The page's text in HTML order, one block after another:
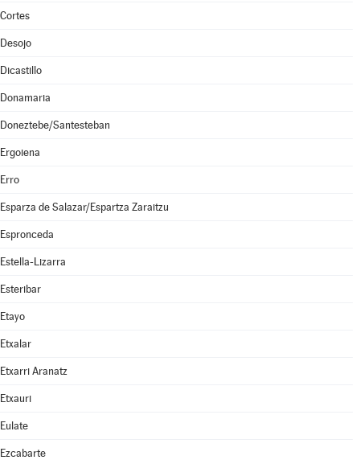
Cortes
Desojo
Dicastillo
Donamaria
Doneztebe/Santesteban
Ergoiena
Erro
Esparza de Salazar/Espartza Zaraitzu
Espronceda
Estella-Lizarra
Esteribar
Etayo
Etxalar
Etxarri Aranatz
Etxauri
Eulate
Ezcabarte